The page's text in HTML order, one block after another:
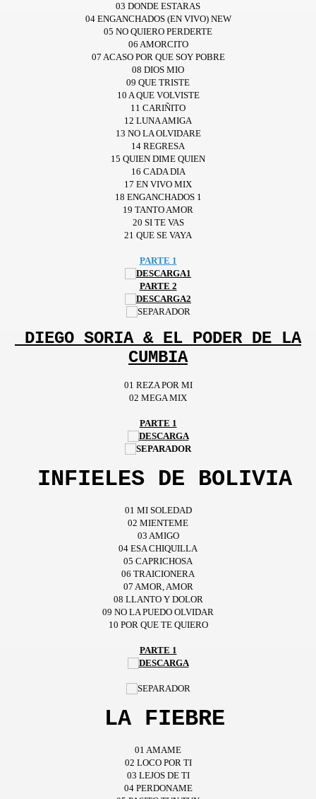
03 DONDE ESTARAS
04 ENGANCHADOS (EN VIVO) NEW
05 NO QUIERO PERDERTE
06 AMORCITO
07 ACASO POR QUE SOY POBRE
08 DIOS MIO
09 QUE TRISTE
10 A QUE VOLVISTE
11 CARIÑITO
12 LUNA AMIGA
13 NO LA OLVIDARE
14 REGRESA
15 QUIEN DIME QUIEN
16 CADA DIA
17 EN VIVO MIX
18 ENGANCHADOS 1
19 TANTO AMOR
20 SI TE VAS
21 QUE SE VAYA
PARTE 1
PARTE 2
DIEGO SORIA & EL PODER DE LA
CUMBIA
01 REZA POR MI
02 MEGA MIX
PARTE 1
INFIELES DE BOLIVIA
01 MI SOLEDAD
02 MIENTEME
03 AMIGO
04 ESA CHIQUILLA
05 CAPRICHOSA
06 TRAICIONERA
07 AMOR, AMOR
08 LLANTO Y DOLOR
09 NO LA PUEDO OLVIDAR
10 POR QUE TE QUIERO
PARTE 1
LA FIEBRE
01 AMAME
02 LOCO POR TI
03 LEJOS DE TI
04 PERDONAME